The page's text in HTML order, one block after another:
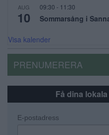
AUG
10
09:30 - 11:30
Sommarsång i
Visa kalender
PRENUMERERA
Få dina
E-postadress